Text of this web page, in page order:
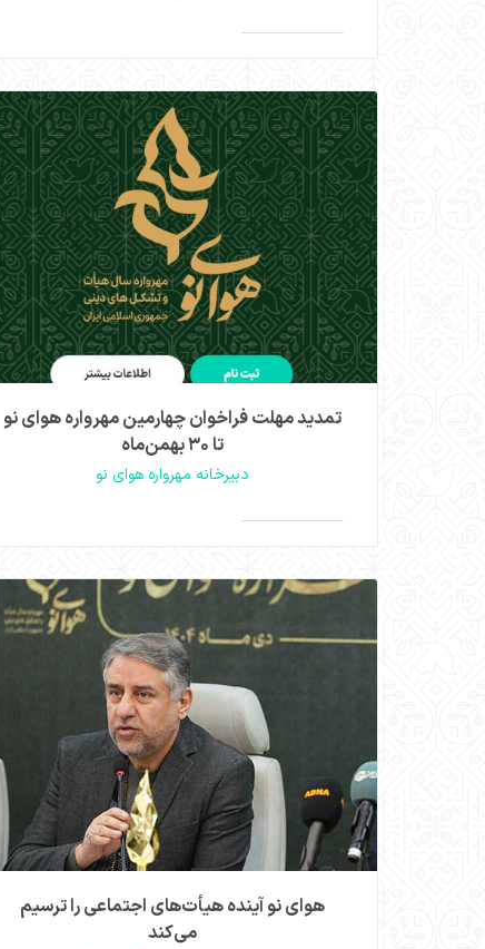
مثل من، با کسی مثل یزید بیعت نمی‌کند.
مشاهده
تمدید مهلت فراخوان چهارمین مهرواره هوای نو
تا ۳۰ بهمن‌ماه
دبیرخانه مهرواره هوای نو
ارسال آثار این مهرواره تا پایان روز ۳۰ بهمن‌ماه خبر
مشاهده
هوای نو آینده هیأت‌های اجتماعی را ترسیم
می‌کند